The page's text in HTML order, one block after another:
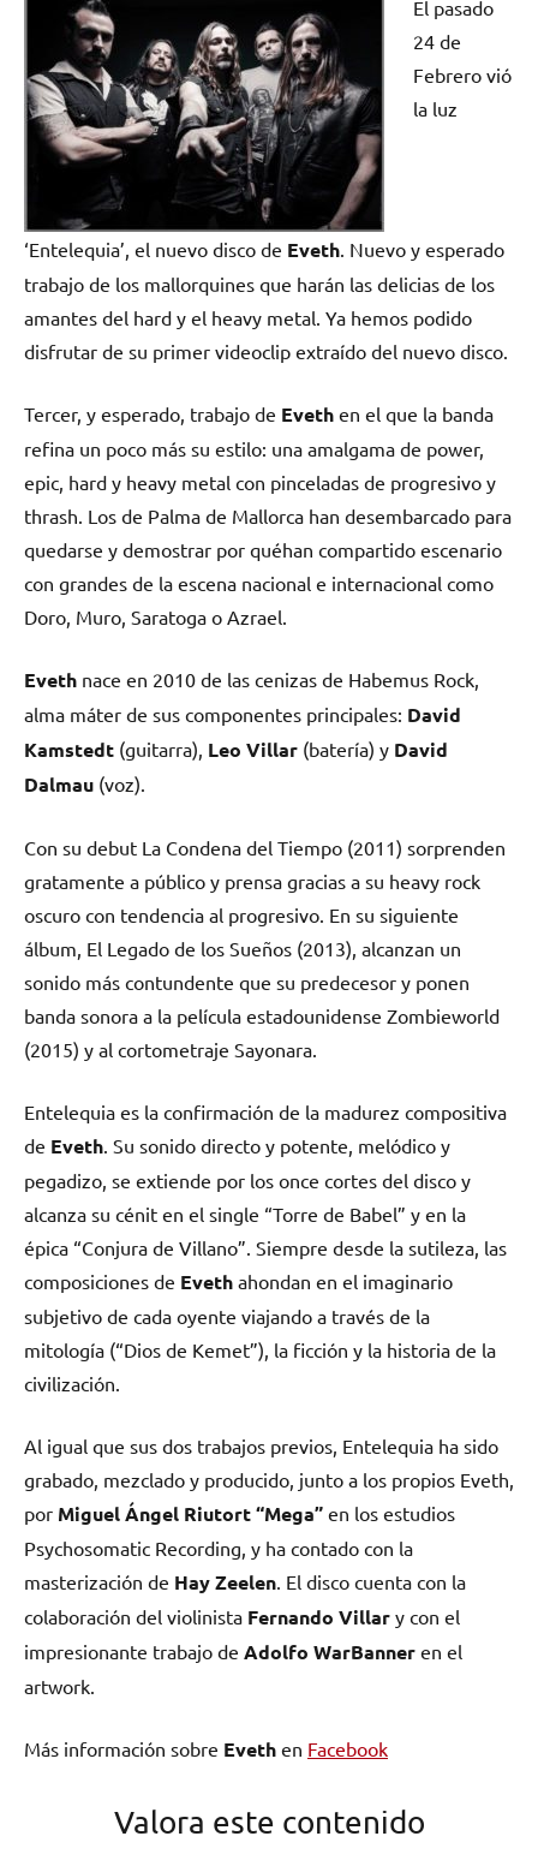
El pasado
24 de
Febrero vió
la luz
‘Entelequia’, el nuevo disco de Eveth . Nuevo y esperado
trabajo de los mallorquines que harán las delicias de los
amantes del hard y el heavy metal. Ya hemos podido
disfrutar de su primer videoclip extraído del nuevo disco.
Tercer, y esperado, trabajo de Eveth en el que la banda
refina un poco más su estilo: una amalgama de power,
epic, hard y heavy metal con pinceladas de progresivo y
thrash. Los de Palma de Mallorca han desembarcado para
quedarse y demostrar por quéhan compartido escenario
con grandes de la escena nacional e internacional como
Doro, Muro, Saratoga o Azrael.
Eveth nace en 2010 de las cenizas de Habemus Rock,
alma máter de sus componentes principales: David
Kamstedt (guitarra), Leo Villar (batería) y David
Dalmau (voz).
Con su debut La Condena del Tiempo (2011) sorprenden
gratamente a público y prensa gracias a su heavy rock
oscuro con tendencia al progresivo. En su siguiente
álbum, El Legado de los Sueños (2013), alcanzan un
sonido más contundente que su predecesor y ponen
banda sonora a la película estadounidense Zombieworld
(2015) y al cortometraje Sayonara.
Entelequia es la confirmación de la madurez compositiva
de Eveth . Su sonido directo y potente, melódico y
pegadizo, se extiende por los once cortes del disco y
alcanza su cénit en el single “Torre de Babel” y en la
épica “Conjura de Villano”. Siempre desde la sutileza, las
composiciones de Eveth ahondan en el imaginario
subjetivo de cada oyente viajando a través de la
mitología (“Dios de Kemet”), la ficción y la historia de la
civilización.
Al igual que sus dos trabajos previos, Entelequia ha sido
grabado, mezclado y producido, junto a los propios Eveth,
por Miguel Ángel Riutort“Mega” en los estudios
Psychosomatic Recording, y ha contado con la
masterización de Hay Zeelen . El disco cuenta con la
colaboración del violinista Fernando Villar y con el
impresionante trabajo de Adolfo WarBanner en el
artwork.
Más información sobre Eveth en Facebook
Valora este contenido